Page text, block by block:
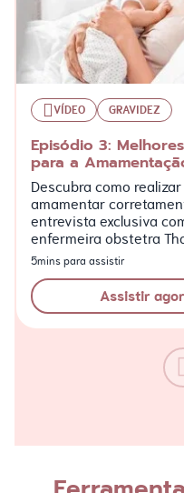
VÍDEO GRAVIDEZ
Episódio 3:
para a
Descubra como
amamentar
entrevista exclusiva
enfermeira obstetra
5mins para assistir
Assistir